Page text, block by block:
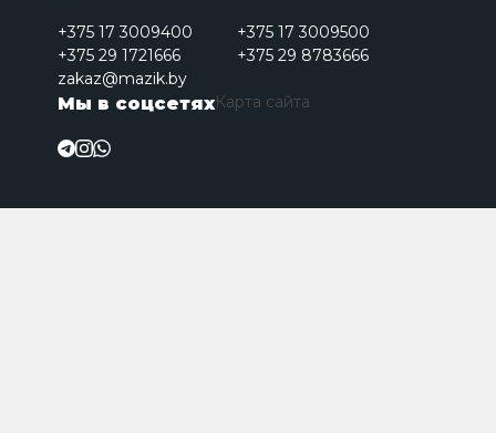
+375 17 3009400
+375 17 3009500
+375 29 1721666
+375 29 8783666
zakaz@mazik.by
Мы в соцсетяхКарта сайта